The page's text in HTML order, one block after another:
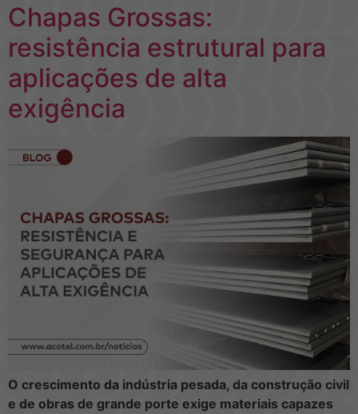
Chapas Grossas:
resistência estrutural para
aplicações de alta
exigência
O crescimento da indústria pesada, da construção civil
e de obras de grande porte exige materiais capazes